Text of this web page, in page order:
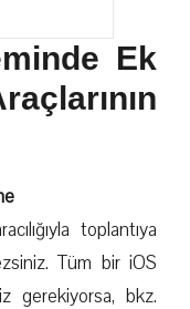
Ek
toplantıya
Tüm bir iOS
gerekiyorsa, bkz.